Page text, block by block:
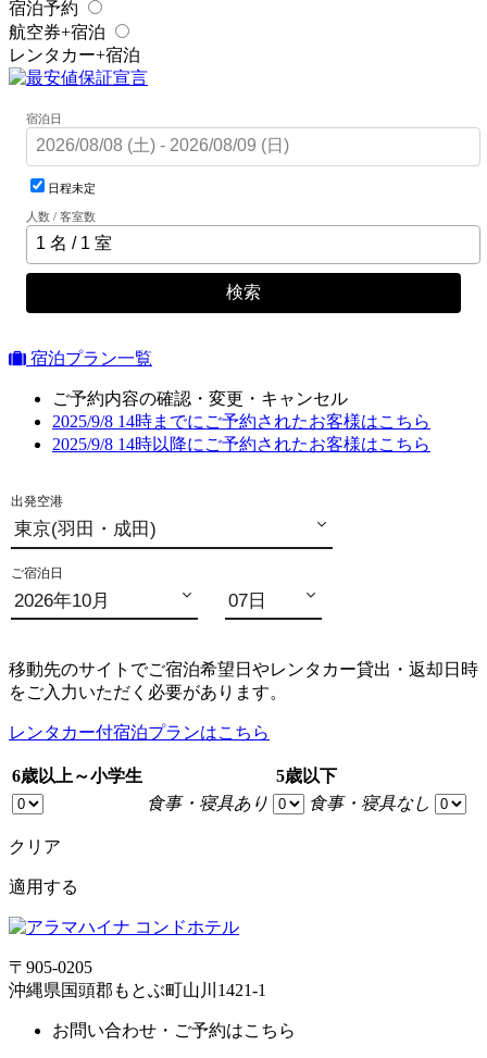
宿泊予約
航空券+宿泊
レンタカー+宿泊
宿泊日
日程未定
人数 / 客室数
検索
宿泊プラン一覧
ご予約内容の確認・変更・キャンセル
2025/9/8 14時までにご予約されたお客様はこちら
2025/9/8 14時以降にご予約されたお客様はこちら
移動先のサイトでご宿泊希望日やレンタカー貸出・返却日時
をご入力いただく必要があります。
レンタカー付宿泊プランはこちら
6歳以上～小学生
5歳以下
食事・寝具あり
食事・寝具なし
クリア
適用する
〒905-0205
沖縄県国頭郡もとぶ町山川1421-1
お問い合わせ・ご予約はこちら